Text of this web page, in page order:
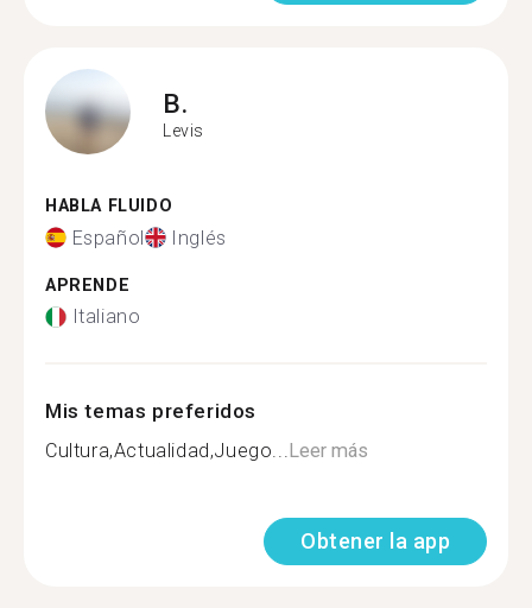
B.
Levis
HABLA FLUIDO
Español Inglés
APRENDE
Italiano
Mis temas preferidos
Cultura,Actualidad,Juego...Leer más
Obtener la app